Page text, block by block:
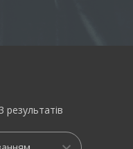
результатів